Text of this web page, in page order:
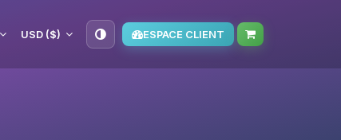
USD ($) ESPACE CLIENT